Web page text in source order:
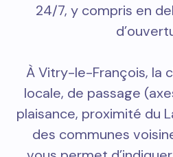
24/7, y compris en
À Vitry-le-François, la
locale, de passage
plaisance, proximité du
des communes